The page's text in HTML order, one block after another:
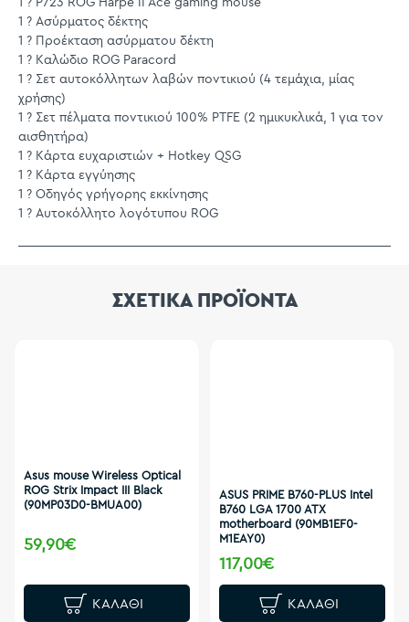
1 ? Ασύρματος δέκτης
1 ? Προέκταση ασύρματου δέκτη
1 ? Καλώδιο ROG Paracord
1 ? Σετ αυτοκόλλητων λαβών ποντικιού (4 τεμάχια, μίας
χρήσης)
1 ? Σετ πέλματα ποντικιού 100% PTFE (2 ημικυκλικά, 1 για τον
αισθητήρα)
1 ? Κάρτα ευχαριστιών + Hotkey QSG
1 ? Κάρτα εγγύησης
1 ? Οδηγός γρήγορης εκκίνησης
1 ? Αυτοκόλλητο λογότυπου ROG
ΣΧΕΤΙΚΑ ΠΡΟΪΟΝΤΑ
Asus mouse Wireless Optical
ROG Strix Impact III Black
(90MP03D0-BMUA00)
59,90€
ΚΑΛΆΘΙ
ASUS PRIME B760-PLUS Intel
B760 LGA 1700 ATX
motherboard (90MB1EF0-
M1EAY0)
117,00€
ΚΑΛΆΘΙ